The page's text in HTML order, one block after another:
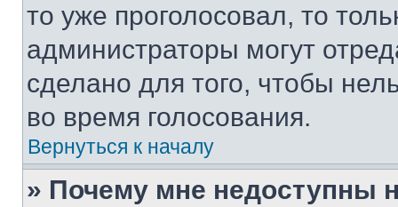
то уже проголосовал, то
администраторы могут
сделано для того, чтобы
во время голосования.
Вернуться к началу
» Почему мне недоступны